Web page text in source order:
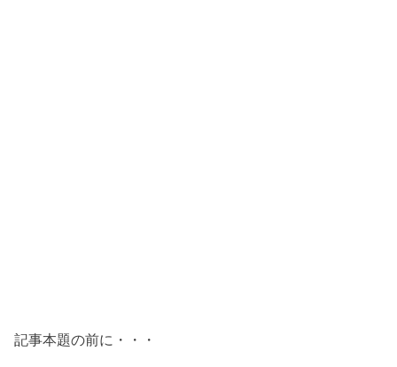
記事本題の前に・・・